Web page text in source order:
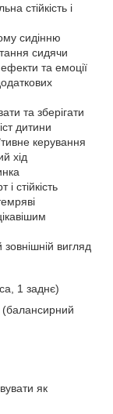
стійкість і
сидінню
сидячи
та емоції
та зберігати
дитини
керування
хід
стійкість
вигляд
1 заднє)
(балансирний
як